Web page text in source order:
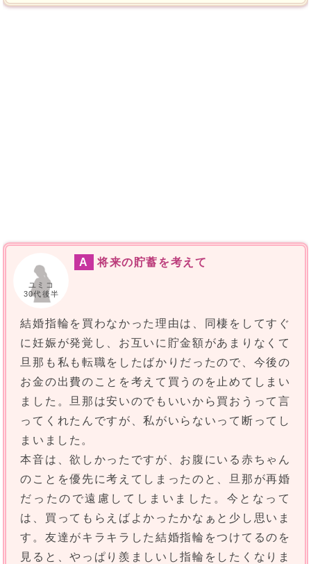
ユミコ
30代後半
A 将来の貯蓄を考えて
結婚指輪を買わなかった理由は、同棲をしてすぐ
に妊娠が発覚し、お互いに貯金額があまりなくて
旦那も私も転職をしたばかりだったので、今後の
お金の出費のことを考えて買うのを止めてしまい
ました。旦那は安いのでもいいから買おうって言
ってくれたんですが、私がいらないって断ってし
まいました。
本音は、欲しかったですが、お腹にいる赤ちゃん
のことを優先に考えてしまったのと、旦那が再婚
だったので遠慮してしまいました。今となって
は、買ってもらえばよかったかなぁと少し思いま
す。友達がキラキラした結婚指輪をつけてるのを
見ると、やっぱり羨ましいし指輪をしたくなりま